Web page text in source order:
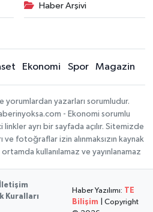
Haber Arşivi
Ekonomi Spor Magazin
yorumlardan yazarları sorumludur.
- Ekonomi sorumlu
ayrı bir sayfada açılır. Sitemizde
ve fotoğraflar izin alınmaksızın kaynak
kullanılamaz ve yayınlanamaz
İletişim
Kuralları
Haber Yazılımı: TE
Bilişim | Copyright